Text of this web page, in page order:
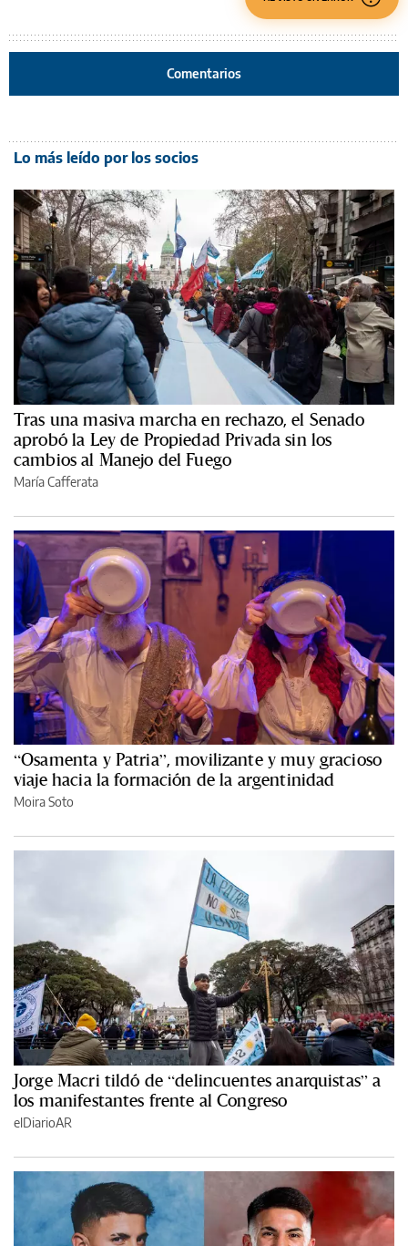
Comentarios
Lo más leído por los socios
Tras una masiva marcha en rechazo, el Senado
aprobó la Ley de Propiedad Privada sin los
cambios al Manejo del Fuego
María Cafferata
“Osamenta y Patria”, movilizante y muy gracioso
viaje hacia la formación de la argentinidad
Moira Soto
Jorge Macri tildó de “delincuentes anarquistas” a
los manifestantes frente al Congreso
elDiarioAR